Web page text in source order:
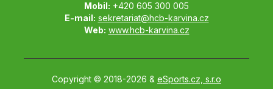
Mobil: +420 605 300 005
E-mail: sekretariat@hcb-karvina.cz
Web: www.hcb-karvina.cz
Copyright © 2018-2026 & eSports.cz, s.r.o